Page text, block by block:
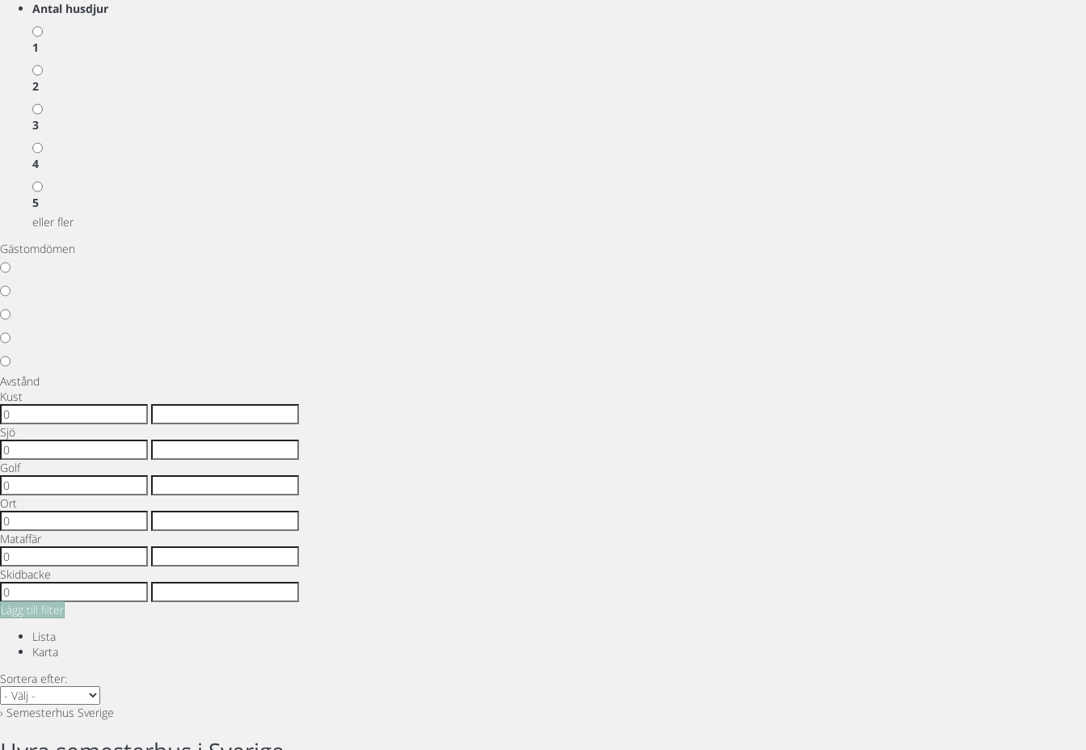
Antal husdjur
1
2
3
4
5
eller fler
Gästomdömen
Avstånd
Kust
Sjö
Golf
Ort
Mataffär
Skidbacke
Lägg till filter
Lista
Karta
Sortera efter:
› Semesterhus Sverige